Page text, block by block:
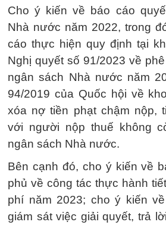
Cho ý kiến về báo cáo
Nhà nước năm 2022, trong
cáo thực hiện quy định tại
Nghị quyết số 91/2023 về
ngân sách Nhà nước năm
94/2019 của Quốc hội về
xóa nợ tiền phạt chậm nộp,
với người nộp thuế không
ngân sách Nhà nước.
Bên cạnh đó, cho ý kiến về
phủ về công tác thực hành
phí năm 2023; cho ý kiến
giám sát việc giải quyết, trả